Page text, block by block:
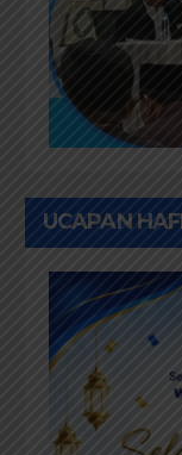
UCAPAN